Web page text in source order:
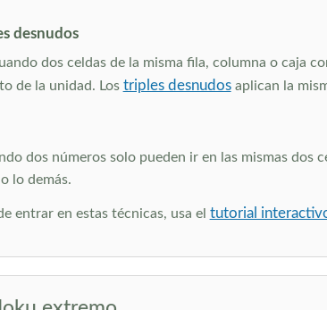
desnudos
dos celdas de la misma fila, columna o caja
de la unidad. Los triples desnudosaplican la
dos números solo pueden ir en las mismas dos
lo demás.
entrar en estas técnicas, usa el tutorial